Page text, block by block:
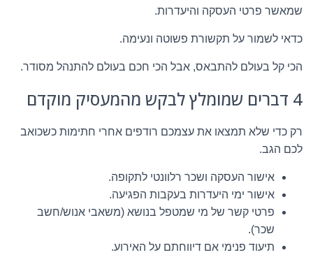
שמאשר פרטי העסקה והיעדרות.
כדאי לשמור על תקשורת פשוטה ונעימה.
הכי קל בעולם להתבאס, אבל הכי חכם בעולם להתנהל מסודר.
4 דברים שמומלץ לבקש מהמעסיק מוקדם
רק כדי שלא תמצאו את עצמכם רודפים אחרי חתימות כשכואב
לכם הגב.
אישור העסקה ושכר רלוונטי לתקופה.
אישור ימי היעדרות בעקבות הפגיעה.
פרטי קשר של מי שמטפל בנושא (משאבי אנוש/חשב
שכר).
תיעוד פנימי אם דיווחתם על האירוע.